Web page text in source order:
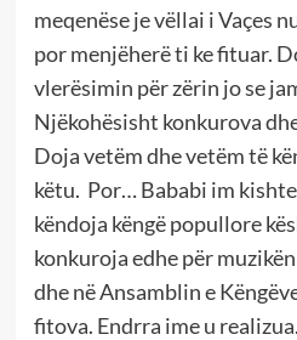
meqenëse je vëllai i Vaçes
por menjëherë ti ke fituar.
vlerësimin për zërin jo se
Njëkohësisht konkurova
Doja vetëm dhe vetëm të
këtu. Por… Bababi im
këndoja këngë popullore
konkuroja edhe për
dhe në Ansamblin e
fitova. Endrra ime u